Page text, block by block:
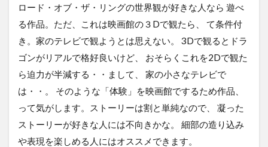
ロード・オブ・ザ・リングの世界観が好きな人なら 遊べ
る作品。ただ、これは映画館の３Dで観たら、 て条件付
き。家のテレビで観ようとは思えない。 3Dで観るとドラ
ゴンがリアルで格好良いけど、 おそらくこれを2Dで観た
ら迫力が半減する・・まして、 家の小さなテレビで
は・・。 そのような「体験」を映画館でするため作品、
って気がします。ストーリーは割と単純なので、 凝った
ストーリーが好きな人には不向きかな。 細部の造り込み
や表現を楽しめる人にはオススメできます。